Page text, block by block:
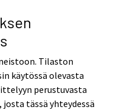
Tilaston
käytössä olevasta
perustuvasta
tässä yhteydessä